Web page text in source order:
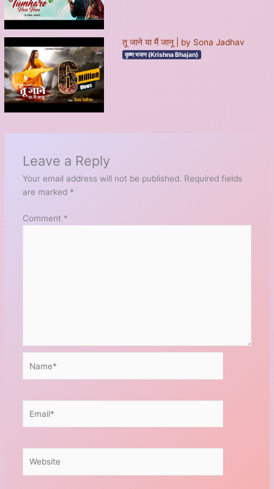
तू जाने या मैं जानू | by Sona Jadhav
कृष्ण भजन (Krishna Bhajan)
Leave a Reply
Your email address will not be published. Required fields
are marked *
Comment *